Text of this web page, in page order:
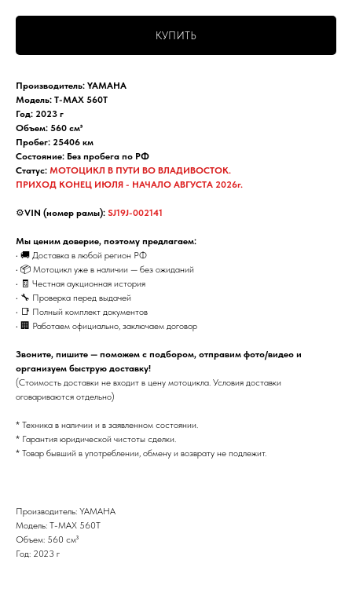
КУПИТЬ
Производитель: YAMAHA
Модель: T-MAX 560T
Год: 2023 г
Объем: 560 см³
Пробег: 25406 км
Состояние: Без пробега по РФ
Статус: МОТОЦИКЛ В ПУТИ ВО ВЛАДИВОСТОК.
ПРИХОД КОНЕЦ ИЮЛЯ - НАЧАЛО АВГУСТА 2026г.
⚙️VIN (номер рамы): SJ19J-002141
Мы ценим доверие, поэтому предлагаем:
• 🚚 Доставка в любой регион РФ
• 📦 Мотоцикл уже в наличии — без ожиданий
• 🧾 Честная аукционная история
• 🔧 Проверка перед выдачей
• 📑 Полный комплект документов
• 🏢 Работаем официально, заключаем договор
Звоните, пишите — поможем с подбором, отправим фото/видео и
организуем быструю доставку!
(Стоимость доставки не входит в цену мотоцикла. Условия доставки
оговариваются отдельно)
* Техника в наличии и в заявленном состоянии.
* Гарантия юридической чистоты сделки.
* Товар бывший в употреблении, обмену и возврату не подлежит.
Производитель: YAMAHA
Модель: T-MAX 560T
Объем: 560 см³
Год: 2023 г